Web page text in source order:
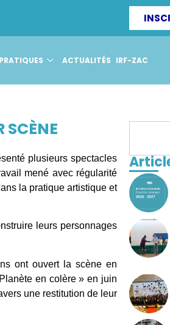
ACTUALITÉS IRF-ZAC
SCÈNE
plusieurs spectacles
mené avec régularité
la pratique artistique et
leurs personnages
ont ouvert la scène en
en colère » en juin
une restitution de leur